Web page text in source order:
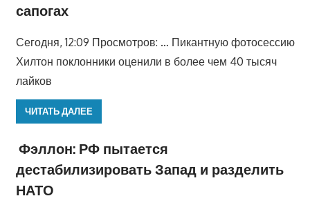
сапогах
Сегодня, 12:09 Просмотров: … Пикантную фотосессию
Хилтон поклонники оценили в более чем 40 тысяч
лайков
ЧИТАТЬ ДАЛЕЕ
Фэллон: РФ пытается
дестабилизировать Запад и разделить
НАТО